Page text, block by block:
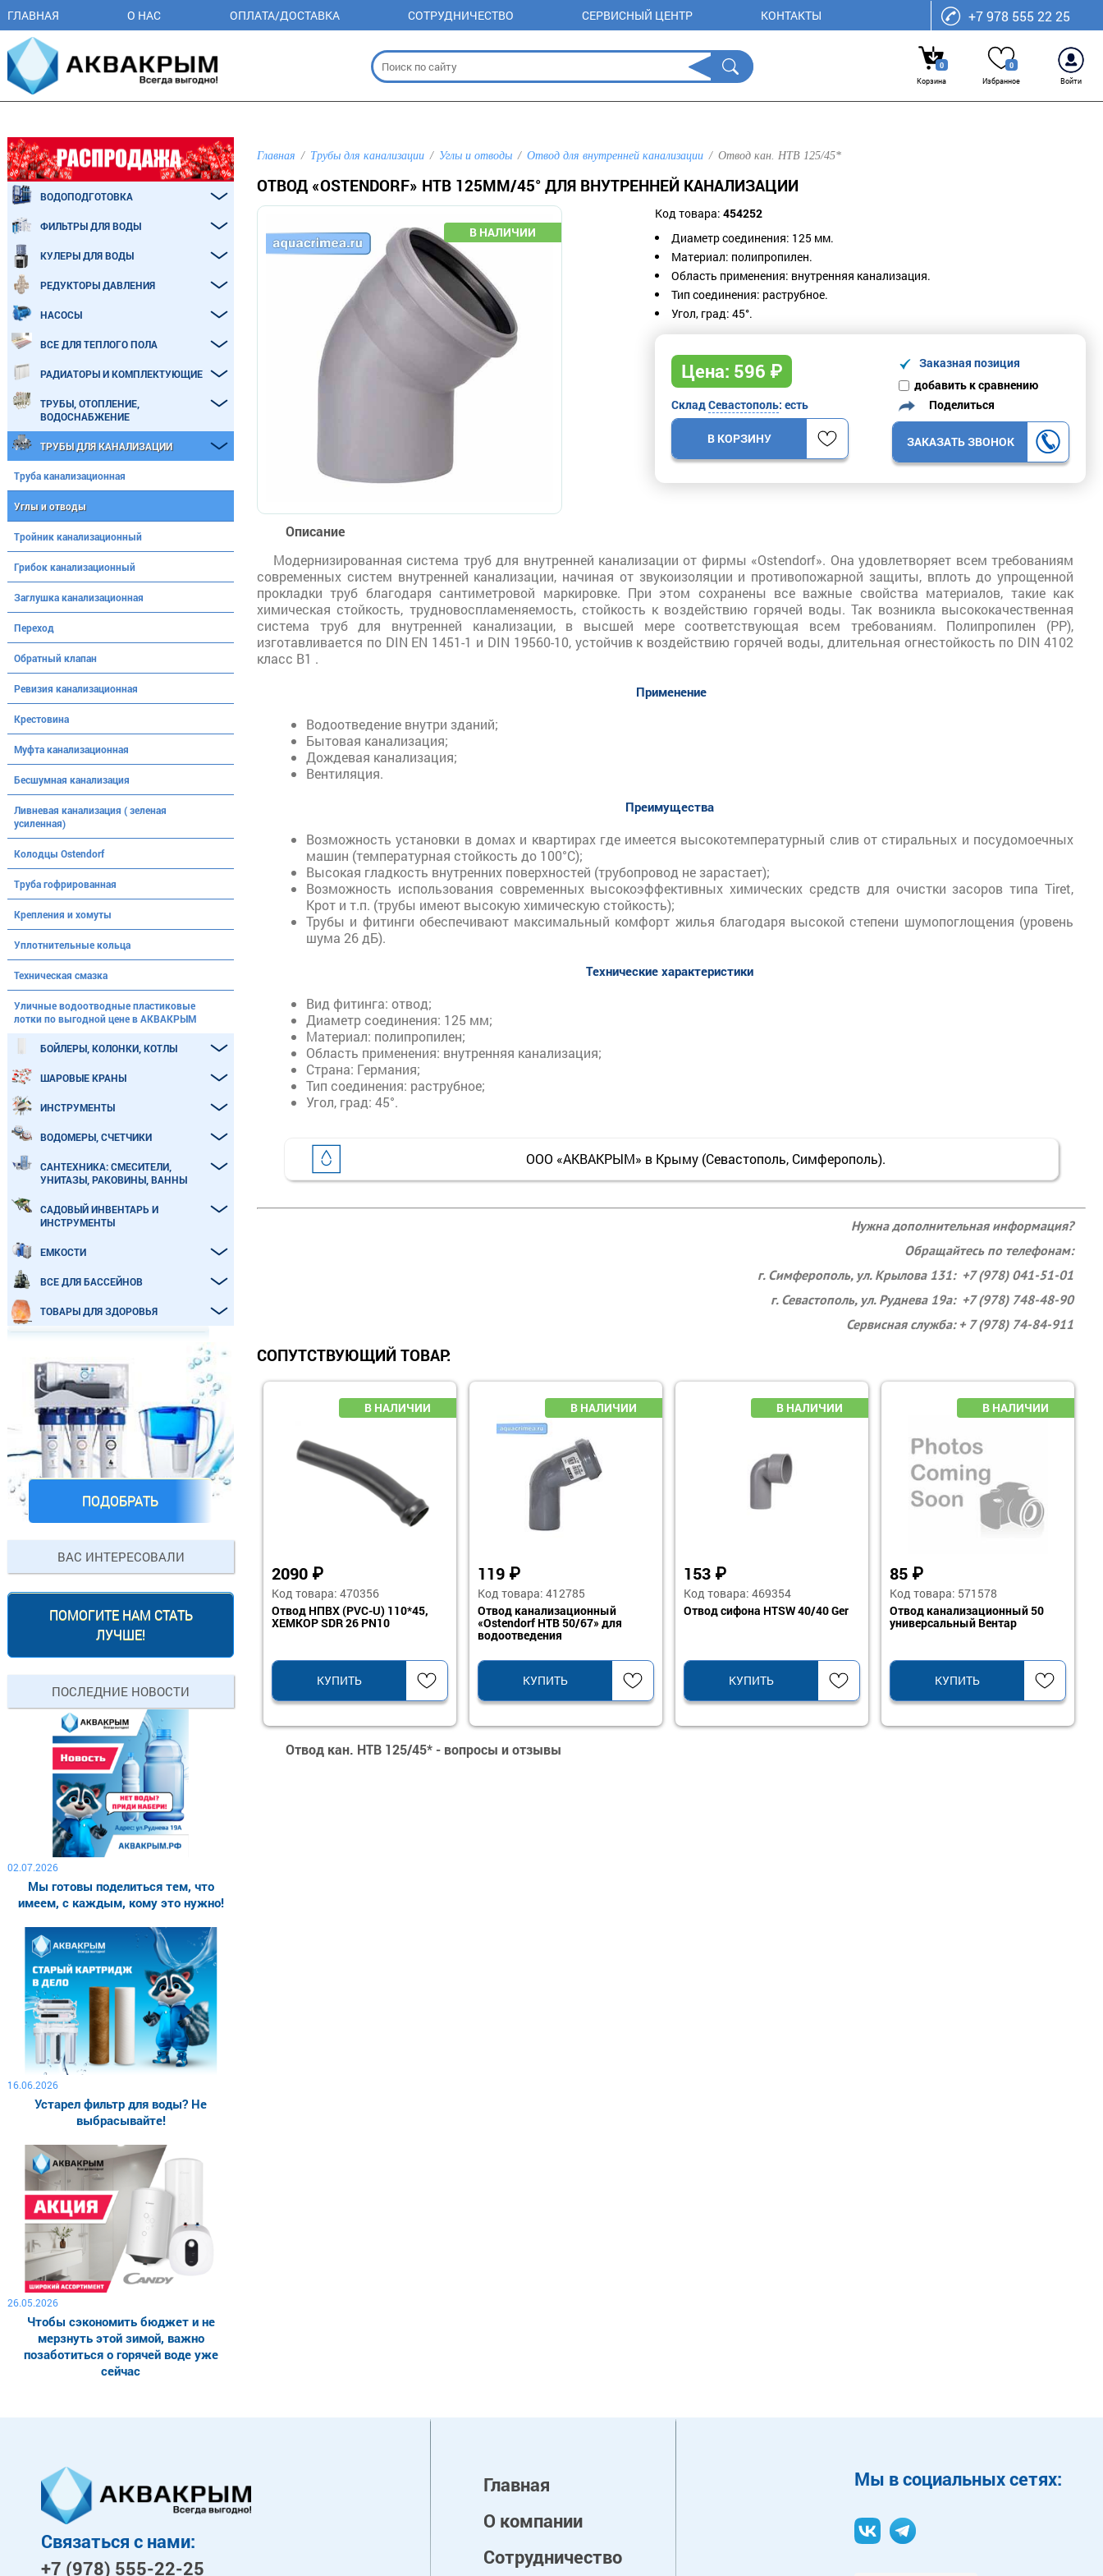
ГЛАВНАЯ О НАС ОПЛАТА/ДОСТАВКА СОТРУДНИЧЕСТВО СЕРВИСНЫЙ ЦЕНТР КОНТАКТЫ +7 978 555 22 25
0
Корзина
0
Избранное
Войти
Главная Трубы для канализации Углы и отводы Отвод для внутренней канализации Отвод кан. HTB 125/45*
ОТВОД «OSTENDORF» HTB 125ММ/45° ДЛЯ ВНУТРЕННЕЙ КАНАЛИЗАЦИИ
Код товара: 454252
Диаметр соединения: 125 мм.
Материал: полипропилен.
Область применения: внутренняя канализация.
Тип соединения: раструбное.
Угол, град: 45°.
Цена: 596 ₽
Заказная позиция
добавить к сравнению
СкладСевастополь: есть
В КОРЗИНУ
Поделиться
ЗАКАЗАТЬ ЗВОНОК
Описание
Модернизированная система труб для внутренней канализации от фирмы «Ostendorf». Она удовлетворяет всем требованиям
современных систем внутренней канализации, начиная от звукоизоляции и противопожарной защиты, вплоть до упрощенной
прокладки труб благодаря сантиметровой маркировке. При этом сохранены все важные свойства материалов, такие как
химическая стойкость, трудновоспламеняемость, стойкость к воздействию горячей воды. Так возникла высококачественная
система труб для внутренней канализации, в высшей мере соответствующая всем требованиям. Полипропилен (PP),
изготавливается по DIN EN 1451-1 и DIN 19560-10, устойчив к воздействию горячей воды, длительная огнестойкость по DIN 4102
класс B1 .
Применение
Водоотведение внутри зданий;
Бытовая канализация;
Дождевая канализация;
Вентиляция.
Преимущества
Возможность установки в домах и квартирах где имеется высокотемпературный слив от стиральных и посудомоечных
машин (температурная стойкость до 100°C);
Высокая гладкость внутренних поверхностей (трубопровод не зарастает);
Возможность использования современных высокоэффективных химических средств для очистки засоров типа Tiret,
Крот и т.п. (трубы имеют высокую химическую стойкость);
Трубы и фитинги обеспечивают максимальный комфорт жилья благодаря высокой степени шумопоглощения (уровень
шума 26 дБ).
Технические характеристики
Вид фитинга: отвод;
Диаметр соединения: 125 мм;
Материал: полипропилен;
Область применения: внутренняя канализация;
Страна: Германия;
Тип соединения: раструбное;
Угол, град: 45°.
ООО «АКВАКРЫМ» в Крыму (Севастополь, Симферополь).
Нужна дополнительная информация?
Обращайтесь по телефонам:
г. Симферополь, ул. Крылова 131: +7 (978) 041-51-01
г. Севастополь, ул. Руднева 19а: +7 (978) 748-48-90
Сервисная служба: + 7 (978) 74-84-911
СОПУТСТВУЮЩИЙ ТОВАР:
2090 ₽
Код товара: 470356
Отвод НПВХ (PVC-U) 110*45,
ХЕМКОР SDR 26 PN10
КУПИТЬ
119 ₽
Код товара: 412785
Отвод канализационный
«Ostendorf HTB 50/67» для
водоотведения
КУПИТЬ
153 ₽
Код товара: 469354
Отвод сифона HTSW 40/40 Ger
КУПИТЬ
85 ₽
Код товара: 571578
Отвод канализационный 50
универсальный Вентар
КУПИТЬ
Отвод кан. HTB 125/45* - вопросы и отзывы
ВОДОПОДГОТОВКА
ФИЛЬТРЫ ДЛЯ ВОДЫ
КУЛЕРЫ ДЛЯ ВОДЫ
РЕДУКТОРЫ ДАВЛЕНИЯ
НАСОСЫ
ВСЕ ДЛЯ ТЕПЛОГО ПОЛА
РАДИАТОРЫ И КОМПЛЕКТУЮЩИЕ
ТРУБЫ, ОТОПЛЕНИЕ,
ВОДОСНАБЖЕНИЕ
ТРУБЫ ДЛЯ КАНАЛИЗАЦИИ
Труба канализационная
Углы и отводы
Тройник канализационный
Грибок канализационный
Заглушка канализационная
Переход
Обратный клапан
Ревизия канализационная
Крестовина
Муфта канализационная
Бесшумная канализация
Ливневая канализация ( зеленая
усиленная)
Колодцы Ostendorf
Труба гофрированная
Крепления и хомуты
Уплотнительные кольца
Техническая смазка
Уличные водоотводные пластиковые
лотки по выгодной цене в АКВАКРЫМ
БОЙЛЕРЫ, КОЛОНКИ, КОТЛЫ
ШАРОВЫЕ КРАНЫ
ИНСТРУМЕНТЫ
ВОДОМЕРЫ, СЧЕТЧИКИ
САНТЕХНИКА: СМЕСИТЕЛИ,
УНИТАЗЫ, РАКОВИНЫ, ВАННЫ
САДОВЫЙ ИНВЕНТАРЬ И
ИНСТРУМЕНТЫ
ЕМКОСТИ
ВСЕ ДЛЯ БАССЕЙНОВ
ТОВАРЫ ДЛЯ ЗДОРОВЬЯ
ПОДОБРАТЬ
ВАС ИНТЕРЕСОВАЛИ
ПОМОГИТЕ НАМ СТАТЬ
ЛУЧШЕ!
ПОСЛЕДНИЕ НОВОСТИ
02.07.2026
Мы готовы поделиться тем, что
имеем, с каждым, кому это нужно!
16.06.2026
Устарел фильтр для воды? Не
выбрасывайте!
26.05.2026
Чтобы сэкономить бюджет и не
мерзнуть этой зимой, важно
позаботиться о горячей воде уже
сейчас
Связаться с нами:
+7 (978) 555-22-25
Главная
О компании
Сотрудничество
Mы в социальных сетях: